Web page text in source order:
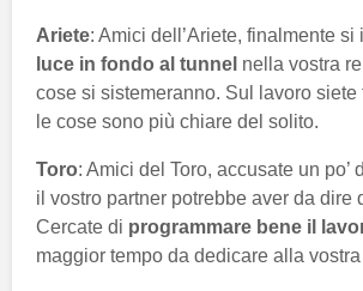
Ariete: Amici dell’Ariete, finalmente si
luce in fondo al tunnel nella vostra
cose si sistemeranno. Sul lavoro
le cose sono più chiare del solito.
Toro: Amici del Toro, accusate un po’
il vostro partner potrebbe aver da dire
Cercate di programmare bene il
maggior tempo da dedicare alla